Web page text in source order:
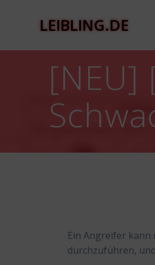
LEIBLING.DE
[NEU]
Ein Angreifer kann
durchzuführen,